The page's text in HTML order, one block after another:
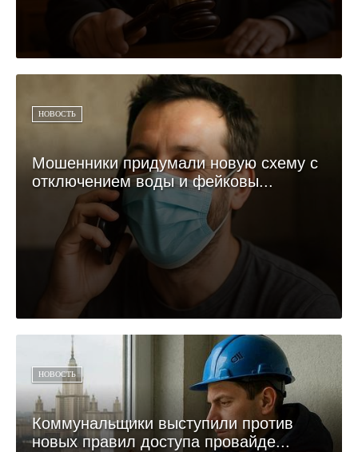
НОВОСТЬ
Мошенники придумали новую схему с
отключением воды и фейковы...
НОВОСТЬ
Коммунальщики выступили против
новых правил доступа провайде...